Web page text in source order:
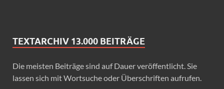
TEXTARCHIV 13.000 BEITRÄGE
Die meisten Beiträge sind auf Dauer veröffentlicht. Sie
lassen sich mit Wortsuche oder Überschriften aufrufen.